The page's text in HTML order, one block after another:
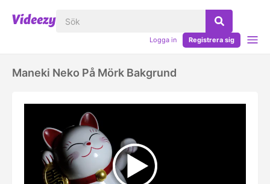
Logga in Registrera sig
Maneki Neko På Mörk Bakgrund